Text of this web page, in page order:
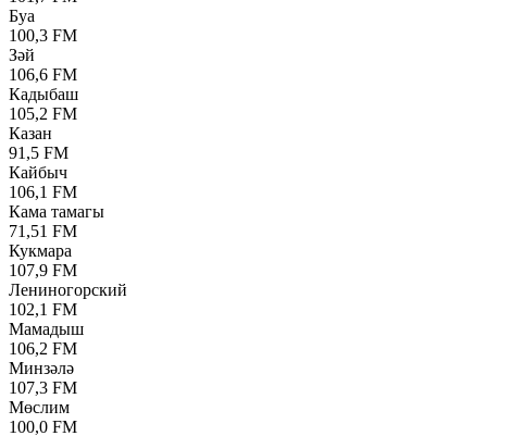
Буа
100,3 FM
Зәй
106,6 FM
Кадыбаш
105,2 FM
Казан
91,5 FM
Кайбыч
106,1 FM
Кама тамагы
71,51 FM
Кукмара
107,9 FM
Лениногорский
102,1 FM
Мамадыш
106,2 FM
Минзәлә
107,3 FM
Мөслим
100,0 FM